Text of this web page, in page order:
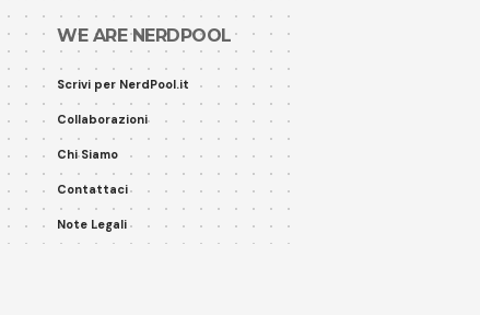
WE ARE NERDPOOL
Scrivi per NerdPool.it
Collaborazioni
Chi Siamo
Contattaci
Note Legali